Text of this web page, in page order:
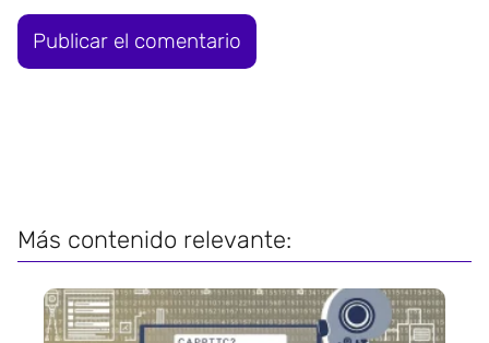
Más contenido relevante: